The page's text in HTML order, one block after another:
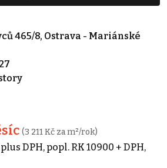
465/8, Ostrava - Mariánské
(3 211 Kč za m²/rok)
DPH, popl. RK 10900 + DPH,